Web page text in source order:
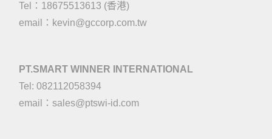
Tel：18675513613 (香港)
email： kevin@gccorp.com.tw
PT.SMART WINNER INTERNATIONAL
Tel: 082112058394
email： sales@ptswi-id.com